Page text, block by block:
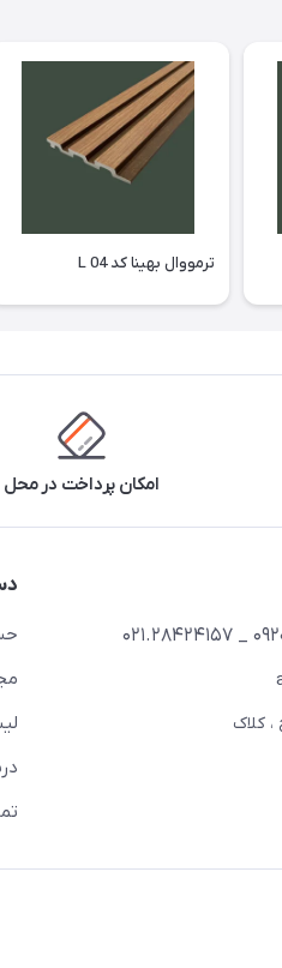
ترمووال بهینا کد L 04
امکان پرداخت در محل
کلاک